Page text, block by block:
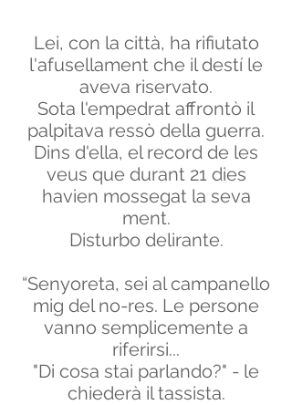
Lei, con la città, ha rifiutato
l'afusellament che il destí le
aveva riservato.
Sota l'empedrat affrontò il
palpitava ressò della guerra.
Dins d'ella, el record de les
veus que durant 21 dies
havien mossegat la seva
ment.
Disturbo delirante.
“Senyoreta, sei al campanello
mig del no-res. Le persone
vanno semplicemente a
riferirsi...
"Di cosa stai parlando?" - le
chiederà il tassista.